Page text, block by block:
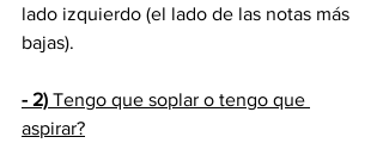
lado izquierdo (el lado de las notas más
bajas).
- 2) Tengo que soplar o tengo que
aspirar?